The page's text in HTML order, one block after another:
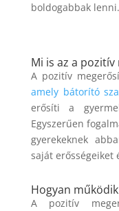
boldogabbak lenni.
Mi is az a
A pozitív
amely bátorító
erősíti a
Egyszerűen
gyerekeknek
saját erősségeiket
Hogyan
A pozitív